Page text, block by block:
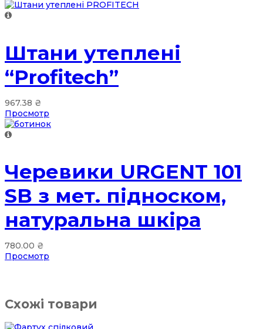
Штани утеплені
“Profitech”
967.38 ₴
Просмотр
Черевики URGENT 101
SB з мет. підноском,
натуральна шкіра
780.00 ₴
Просмотр
Схожі товари